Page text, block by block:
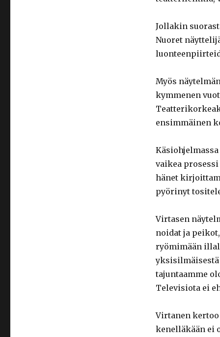
Jollakin
Nuoret
Myös
kymmenen
ensimmäinen
vaikea
hänet
pyörinyt
Virtasen
noidat ja
ryömimään
tajuntaamme
Televisiota ei
Virtanen
kenelläkään ei